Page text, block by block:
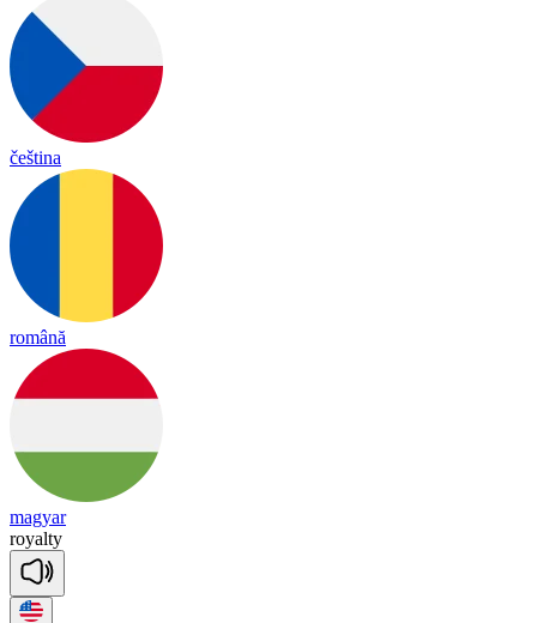
čeština
română
magyar
royalty